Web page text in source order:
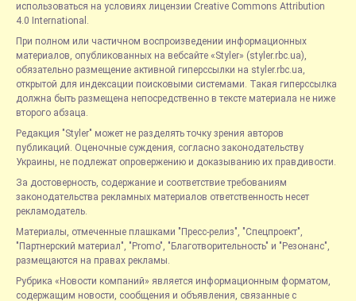
использоваться на условиях лицензии Creative Commons Attribution
4.0 International.
При полном или частичном воспроизведении информационных
материалов, опубликованных на вебсайте «Styler» (styler.rbc.ua),
обязательно размещение активной гиперссылки на styler.rbc.ua,
открытой для индексации поисковыми системами. Такая гиперссылка
должна быть размещена непосредственно в тексте материала не ниже
второго абзаца.
Редакция "Styler" может не разделять точку зрения авторов
публикаций. Оценочные суждения, согласно законодательству
Украины, не подлежат опровержению и доказыванию их правдивости.
За достоверность, содержание и соответствие требованиям
законодательства рекламных материалов ответственность несет
рекламодатель.
Материалы, отмеченные плашками "Пресс-релиз", "Спецпроект",
"Партнерский материал", "Promo", "Благотворительность" и "Резонанс",
размещаются на правах рекламы.
Рубрика «Новости компаний» является информационным форматом,
содержащим новости, сообщения и объявления, связанные с